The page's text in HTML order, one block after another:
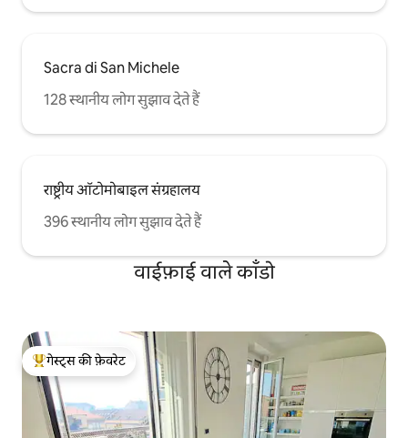
Sacra di San Michele
128 स्थानीय लोग सुझाव देते हैं
राष्ट्रीय ऑटोमोबाइल संग्रहालय
396 स्थानीय लोग सुझाव देते हैं
वाईफ़ाई वाले काँडो
गेस्ट्स का टॉप फ़ेवरेट
गेस्ट्स की फ़ेवरेट